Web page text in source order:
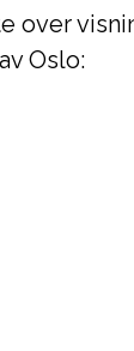
over
Oslo: